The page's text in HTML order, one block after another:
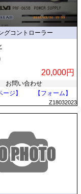
グコントローラー
20,000円
お問い合わせ
ージ】
【フォーム】
Z18032023